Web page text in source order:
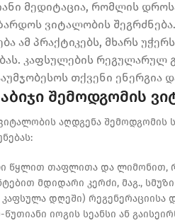
მედიტაცია, რომლის
ვიტალობის შეგრძნება.
ამ პრაქტიკებს, მხარს
კაფსულების რეგულარულ
თქვენი ენერგია
შემოდგომის
აღდგენა შემოდგომის
წყლით თაფლითა და ლიმონით,
მდიდარი კერძი, მაგ.,
კაფსულა დღეში) რეგენერაციისა
იოგის სეანსი ან